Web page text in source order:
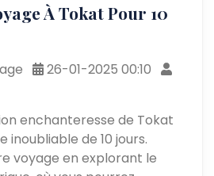
À Tokat Pour 10
26-01-2025 00:10
enchanteresse de Tokat
inoubliable de 10 jours.
voyage en explorant le